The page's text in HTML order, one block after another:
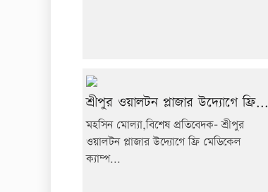
শ্রীপুর ওয়ালটন প্লাজার উদ্যোগে ফ্রি...
মহসিন মোল্যা,বিশেষ প্রতিবেদক- শ্রীপুর
ওয়ালটন প্লাজার উদ্যোগে ফ্রি মেডিকেল
ক্যাম্প...